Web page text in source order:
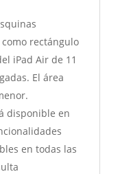
rectángulo
iPad Air de 11
El área
disponible en
en todas las